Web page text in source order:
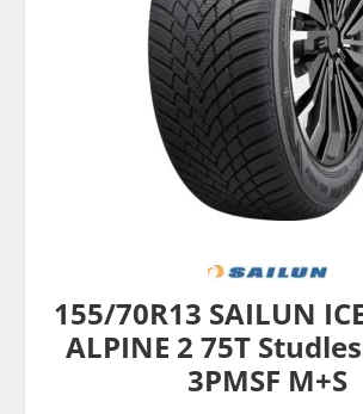
155/70R13 SAILUN
ALPINE 2 75T
3PMSF M+S